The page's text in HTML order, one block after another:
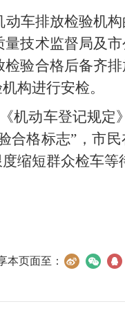
车排放检验机
技术监督局及
验合格后备齐
构进行安检。
机动车登记规定
合格标志”，市
缩短群众检车等
本页面至：